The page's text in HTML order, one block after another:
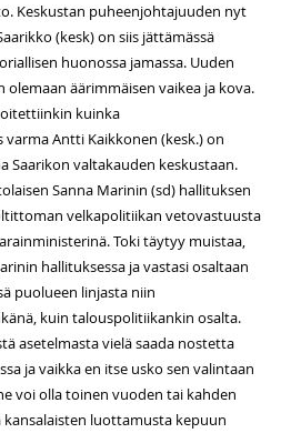
Keskustan puheenjohtajuuden nyt
(kesk) on siis jättämässä
huonossa jamassa. Uuden
äärimmäisen vaikea ja kova.
kuinka
Antti Kaikkonen (kesk.) on
Saarikon valtakauden keskustaan.
Sanna Marinin (sd) hallituksen
velkapolitiikan vetovastuusta
Toki täytyy muistaa,
hallituksessa ja vastasi osaltaan
puolueen linjasta niin
kuin talouspolitiikankin osalta.
asetelmasta vielä saada nostetta
ja vaikka en itse usko sen valintaan
voi olla toinen vuoden tai kahden
kansalaisten luottamusta kepuun